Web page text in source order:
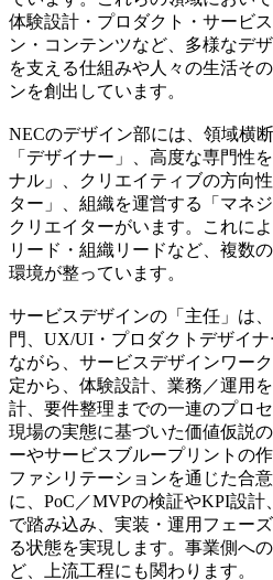
体験設計・プロダクト・サービ
ン・コンテンツなど、多様なデ
を支える仕組みや人々の生活そ
ンを創出しています。
NECのデザイン部には、領域横
「デザイナー」、高度な専門性
ナル」、クリエイティブの方向
ター」、組織を運営する「マネ
クリエイターがいます。これに
リード・組織リードなど、複数
環境が整っています。
サービスデザインの「主任」は
門、UX/UI・プロダクトデザイ
ながら、サービスデザインワー
定から、体験設計、業務／運用
計、要件整理までの一連のプロ
現場の実態に基づいた価値仮説
ーやサービスブループリントの
ファシリテーションを通じた合
に、PoC／MVPの検証やKPI設計
で踏み込み、実装・運用フェー
る状態を実現します。事業側へ
ど、上流工程にも関わります。